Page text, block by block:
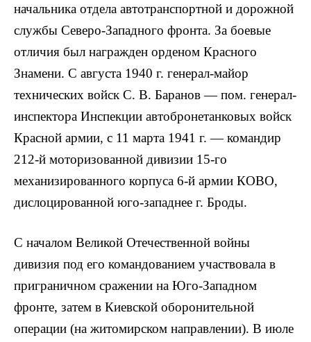
начальника отдела автотранспортной и дорожной
службы Северо-Западного фронта. За боевые
отличия был награжден орденом Красного
Знамени. С августа 1940 г. генерал-майор
технических войск С. В. Баранов — пом. генерал-
инспектора Инспекции автобронетанковых войск
Красной армии, с 11 марта 1941 г. — командир
212-й моторизованной дивизии 15-го
механизированного корпуса 6-й армии КОВО,
дислоцированной юго-западнее г. Броды.
С началом Великой Отечественной войны
дивизия под его командованием участвовала в
приграничном сражении на Юго-Западном
фронте, затем в Киевской оборонительной
операции (на житомирском направлении). В июле